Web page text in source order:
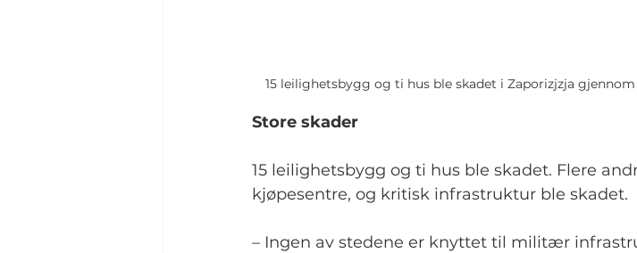
15 leilighetsbygg og ti hus ble skadet i Zaporizjzja
Store skader
15 leilighetsbygg og ti hus ble skadet. Flere
kjøpesentre, og kritisk infrastruktur ble skadet.
– Ingen av stedene er knyttet til militær